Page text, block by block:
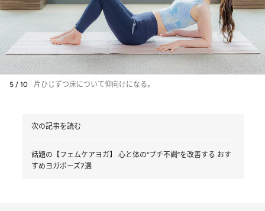
5 / 10 片ひじずつ床について仰向けになる。
次の記事を読む
話題の【フェムケアヨガ】 心と体の“プチ不調”を改善する おす
すめヨガポーズ7選